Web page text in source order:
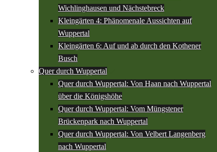
Wichlinghausen und Nächstebreck
Kleingärten 4: Phänomenale Aussichten auf
Wuppertal
Kleingärten 6: Auf und ab durch den Kothener
Busch
Quer durch Wuppertal
Quer durch Wuppertal: Von Haan nach Wuppertal
über die Königshöhe
Quer durch Wuppertal: Vom Müngstener
Brückenpark nach Wuppertal
Quer durch Wuppertal: Von Velbert Langenberg
nach Wuppertal